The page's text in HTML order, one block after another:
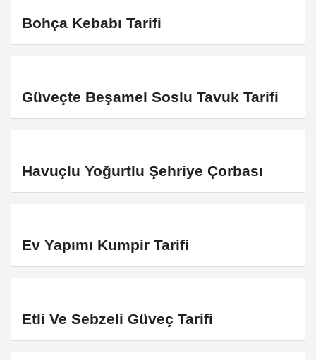
Bohça Kebabı Tarifi
Güveçte Beşamel Soslu Tavuk Tarifi
Havuçlu Yoğurtlu Şehriye Çorbası
Ev Yapımı Kumpir Tarifi
Etli Ve Sebzeli Güveç Tarifi